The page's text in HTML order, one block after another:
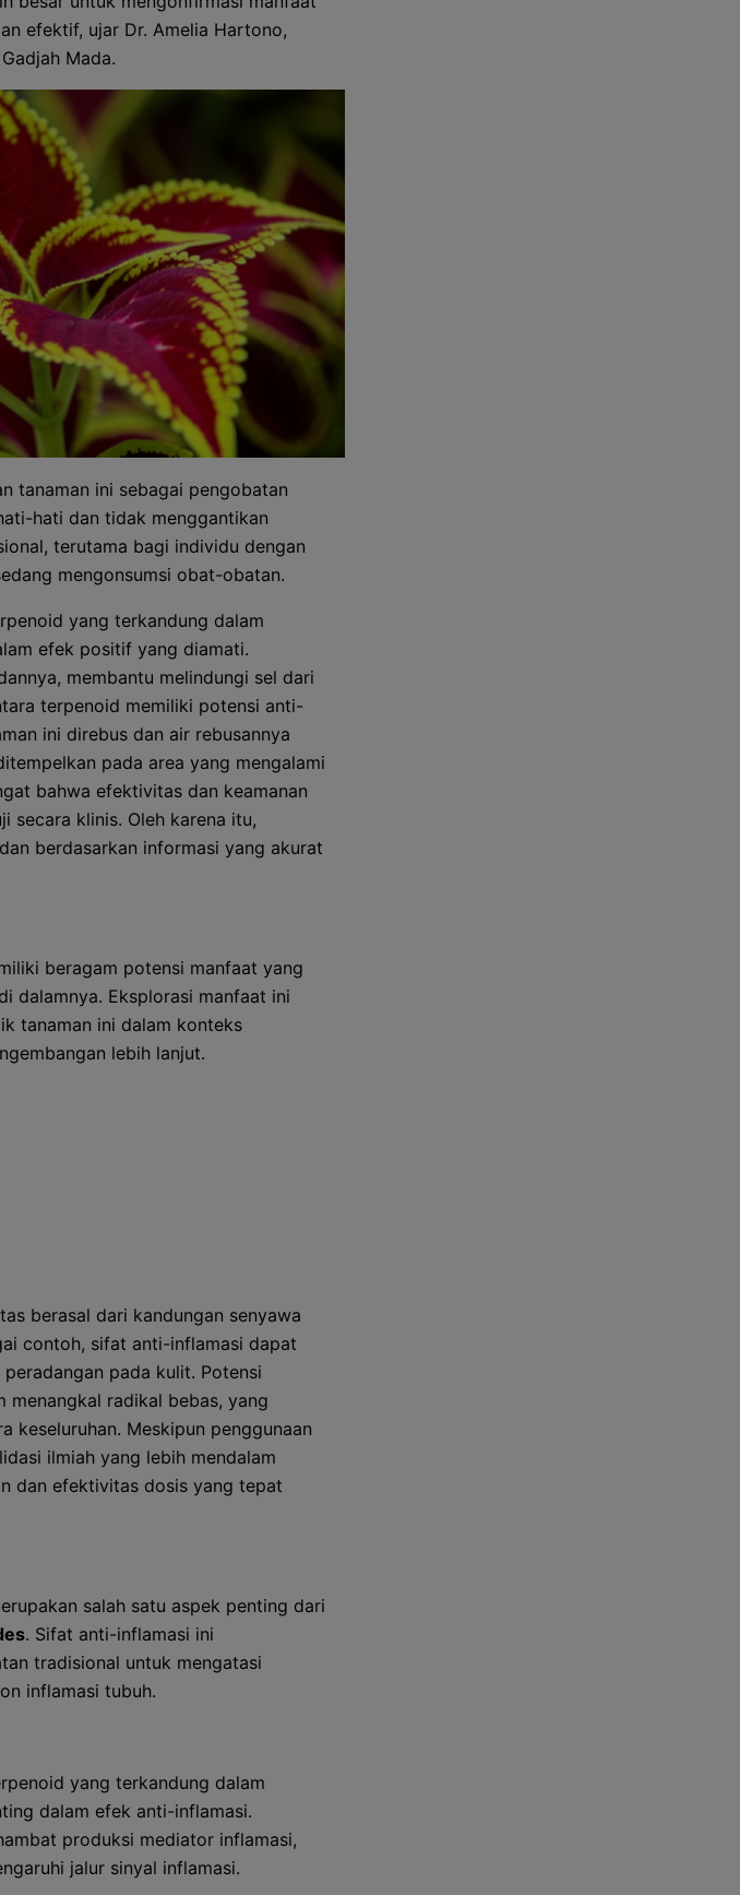
efektif, ujar Dr. Amelia Hartono,
Mada.
tanaman ini sebagai pengobatan
hati dan tidak menggantikan
terutama bagi individu dengan
mengonsumsi obat-obatan.
yang terkandung dalam
efek positif yang diamati.
membantu melindungi sel dari
terpenoid memiliki potensi anti-
ini direbus dan air rebusannya
pada area yang mengalami
bahwa efektivitas dan keamanan
secara klinis. Oleh karena itu,
berdasarkan informasi yang akurat
beragam potensi manfaat yang
dalamnya. Eksplorasi manfaat ini
tanaman ini dalam konteks
lebih lanjut.
berasal dari kandungan senyawa
contoh, sifat anti-inflamasi dapat
pada kulit. Potensi
menangkal radikal bebas, yang
keseluruhan. Meskipun penggunaan
ilmiah yang lebih mendalam
dan efektivitas dosis yang tepat
salah satu aspek penting dari
. Sifat anti-inflamasi ini
tradisional untuk mengatasi
inflamasi tubuh.
yang terkandung dalam
dalam efek anti-inflamasi.
produksi mediator inflamasi,
jalur sinyal inflamasi.